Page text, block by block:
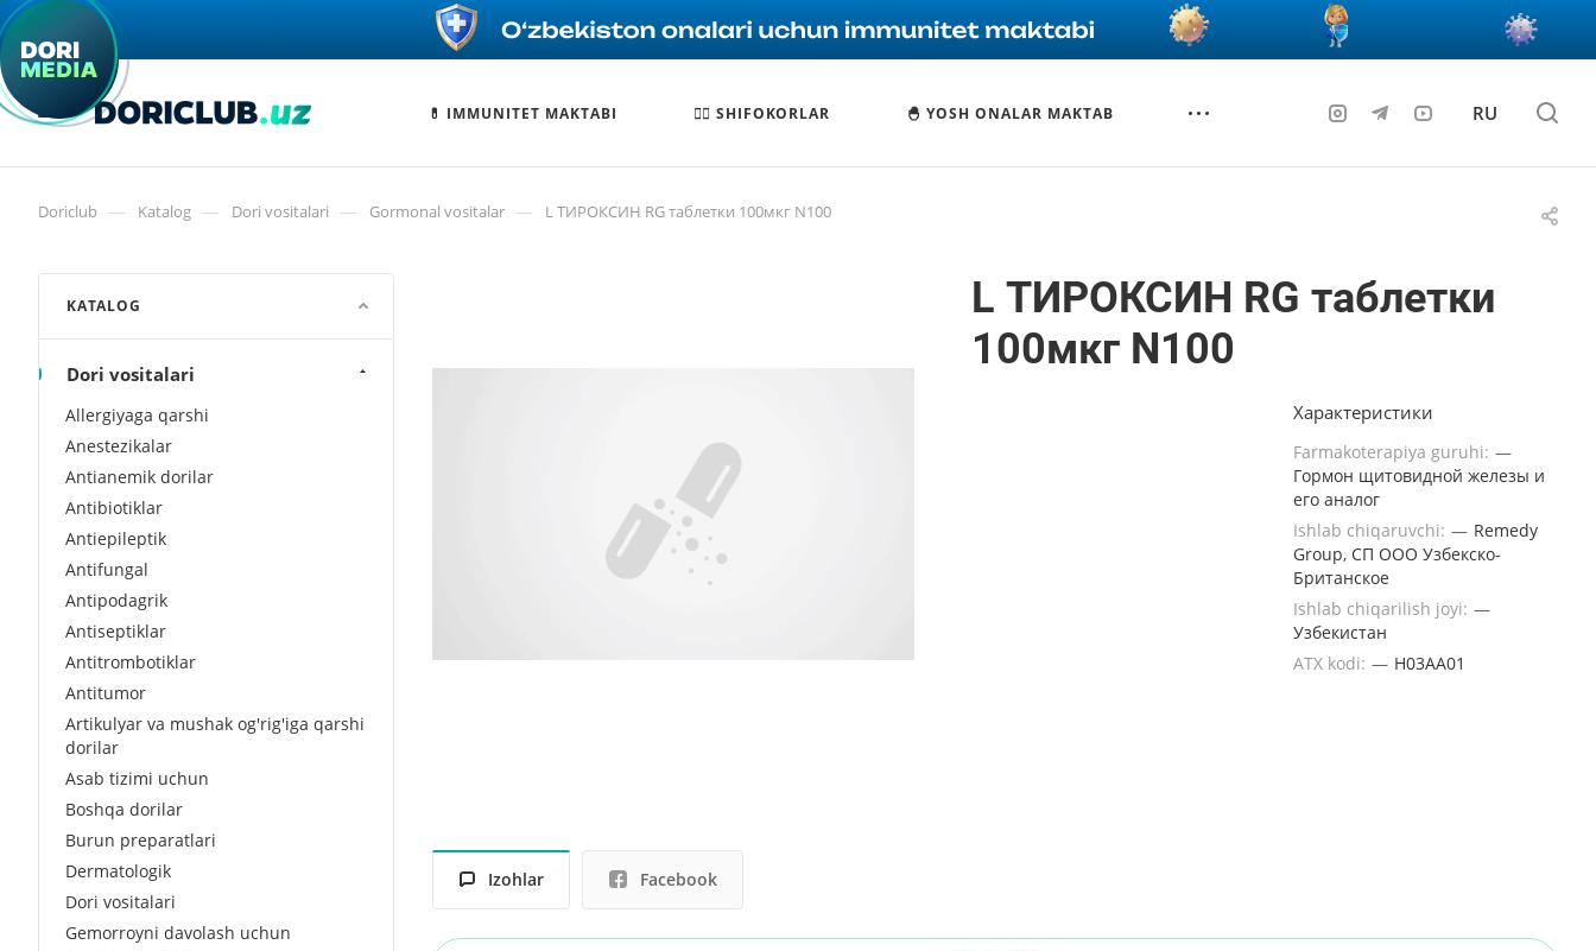
💊 IMMUNITET MAKTABI 🧑‍⚕️ SHIFOKORLAR 🐣 YOSH ONALAR MAKTAB RU
Doriclub — Katalog — Dori vositalari — Gormonal vositalar — L ТИРОКСИН RG таблетки 100мкг N100
L ТИРОКСИН RG таблетки
100мкг N100
Характеристики
Farmakoterapiya guruhi: —
Гормон щитовидной железы и
его аналог
Ishlab chiqaruvchi: — Remedy
Group, СП ООО Узбекско-
Британское
Ishlab chiqarilish joyi: —
Узбекистан
ATX kodi: — H03AA01
Izohlar Facebook
KATALOG
Dori vositalari
Allergiyaga qarshi
Anestezikalar
Antianemik dorilar
Antibiotiklar
Antiepileptik
Antifungal
Antipodagrik
Antiseptiklar
Antitrombotiklar
Antitumor
Artikulyar va mushak og'rig'iga qarshi
dorilar
Asab tizimi uchun
Boshqa dorilar
Burun preparatlari
Dermatologik
Dori vositalari
Gemorroyni davolash uchun